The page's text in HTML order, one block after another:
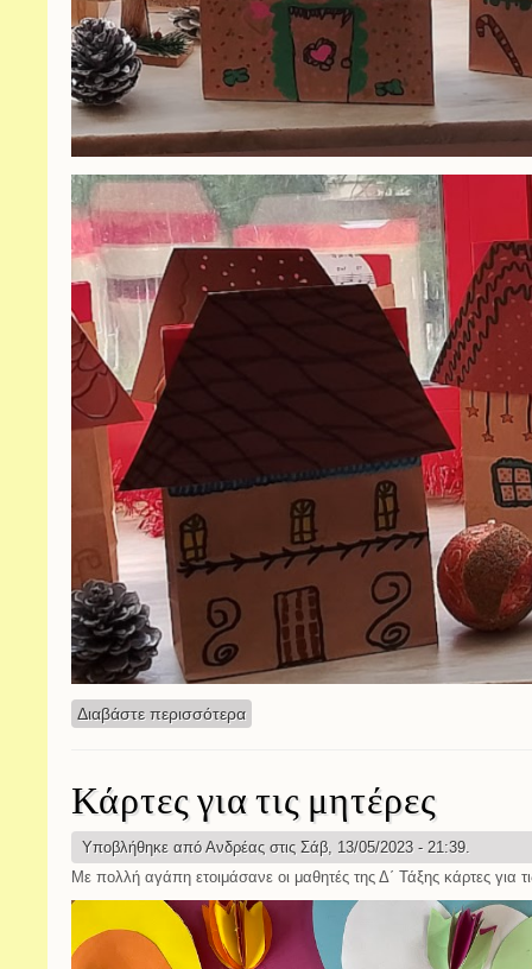
Διαβάστε περισσότερα
Κάρτες για τις μητέρες
Υποβλήθηκε από Ανδρέας στις Σάβ, 13/05/2023 - 21:39.
Με πολλή αγάπη ετοιμάσανε οι μαθητές της Δ΄ Τάξης κάρτες για